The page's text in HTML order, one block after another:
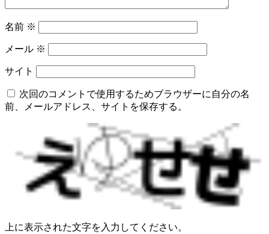
名前 ※
メール ※
サイト
次回のコメントで使用するためブラウザーに自分の名
前、メールアドレス、サイトを保存する。
上に表示された文字を入力してください。